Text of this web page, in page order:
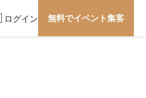
ログイン 無料でイベント集客